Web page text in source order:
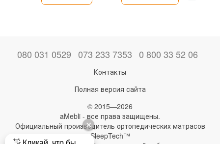
080 031 0529 073 233 7353 0 800 33 52 06
Контакты
Полная версия сайта
© 2015—2026
aMebli - все права защищены.
Официальный производитель ортопедических матрасов
SleepTech™